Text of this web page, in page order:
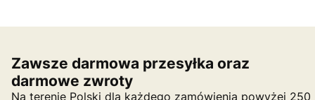
Zawsze darmowa przesyłka oraz
darmowe zwroty
Na terenie Polski dla każdego zamówienia powyżej 250